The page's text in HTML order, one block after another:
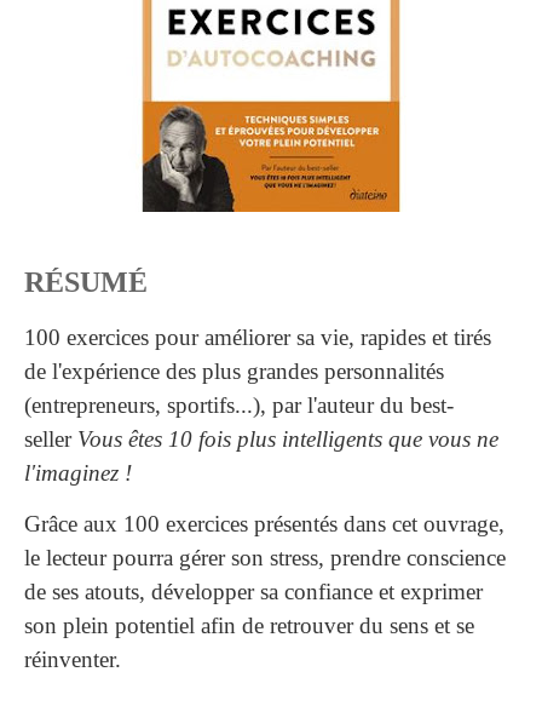
RÉSUMÉ
100 exercices pour améliorer sa vie, rapides et tirés
de l'expérience des plus grandes personnalités
(entrepreneurs, sportifs...), par l'auteur du best-
seller Vous êtes 10 fois plus intelligents que vous ne
l'imaginez !
Grâce aux 100 exercices présentés dans cet ouvrage,
le lecteur pourra gérer son stress, prendre conscience
de ses atouts, développer sa confiance et exprimer
son plein potentiel afin de retrouver du sens et se
réinventer.